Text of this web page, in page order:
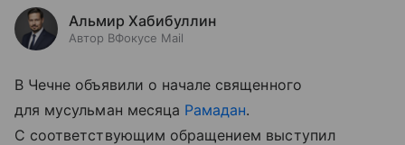
Альмир Хабибуллин
Автор ВФокусе Mail
В Чечне объявили о начале священного
для мусульман месяца Рамадан.
С соответствующим обращением выступил